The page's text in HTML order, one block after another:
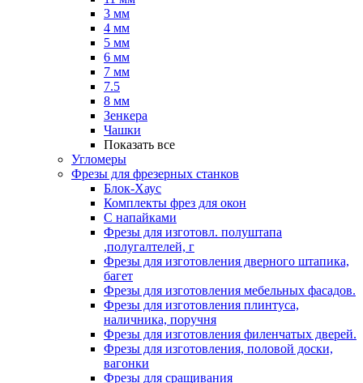
3 мм
4 мм
5 мм
6 мм
7 мм
7.5
8 мм
Зенкера
Чашки
Показать все
Угломеры
Фрезы для фрезерных станков
Блок-Хаус
Комплекты фрез для окон
С напайками
Фрезы для изготовл. полуштапа
,полугалтелей, г
Фрезы для изготовления дверного штапика,
багет
Фрезы для изготовления мебельных фасадов.
Фрезы для изготовления плинтуса,
наличника, поручня
Фрезы для изготовления филенчатых дверей.
Фрезы для изготовления, половой доски,
вагонки
Фрезы для сращивания